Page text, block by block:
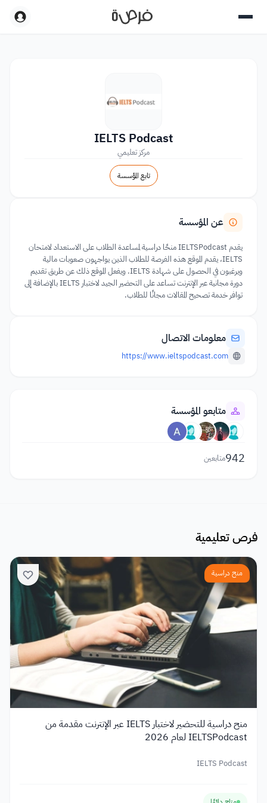
IELTS Podcast
مركز تعليمي
تابع المؤسسة
عن المؤسسة
يقدم IELTSPodcast منحًا دراسية لمساعدة الطلاب على الاستعداد لامتحان
IELTS، يقدم الموقع هذه الفرصة للطلاب الذين يواجهون صعوبات مالية
ويرغبون في الحصول على شهادة IELTS. ويفعل الموقع ذلك عن طريق تقديم
دورة مجانية عبر الإنترنت تساعد على التحضير الجيد لاختبار IELTS بالإضافة إلى
توافر خدمة تصحيح المقالات مجانًا للطلاب.
معلومات الاتصال
https://www.ieltspodcast.com
متابعو المؤسسة
942متابعين
فرص تعليمية
منح دراسية
منح دراسية للتحضير لاختبار IELTS عبر الإنترنت مقدمة من
IELTSPodcast لعام 2026
IELTS Podcast